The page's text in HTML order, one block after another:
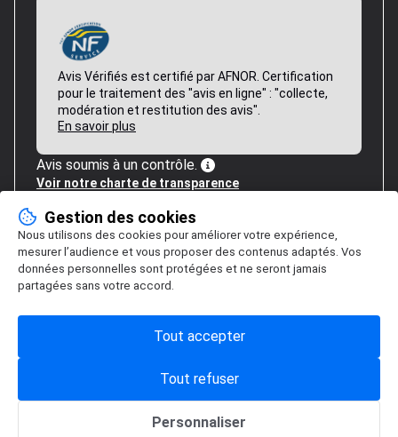
Avis Vérifiés est certifié par AFNOR. Certification
pour le traitement des "avis en ligne" : "collecte,
modération et restitution des avis".
En savoir plus
Avis soumis à un contrôle.
Voir notre charte de transparence
Gestion des cookies
Gestion des cookies
Nous utilisons des cookies pour améliorer votre expérience,
mesurer l’audience et vous proposer des contenus adaptés. Vos
données personnelles sont protégées et ne seront jamais
partagées sans votre accord.
Personnaliser
Tout refuser
Tout accepter